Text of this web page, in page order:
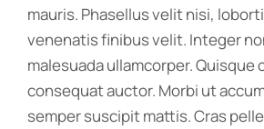
mauris. Phasellus velit nisi,
venenatis finibus velit. Integer
malesuada ullamcorper. Quisque
consequat auctor. Morbi ut
semper suscipit mattis. Cras